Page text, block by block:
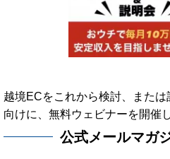
越境ECをこれから検討、また
向けに、無料ウェビナーを開催
公式メールマガ